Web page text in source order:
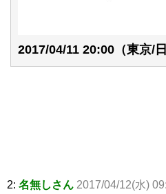
2017/04/11 20:00（東京/日
2: 名無しさん 2017/04/12(水)